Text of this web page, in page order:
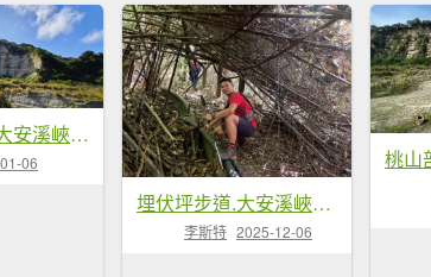
2026/01/01_大安溪峽谷步道
06
埋伏坪步道.大安溪峽谷.鯉魚潭水庫【該不會就這樣被廢棄了吧??】
李斯特 2025-12-06